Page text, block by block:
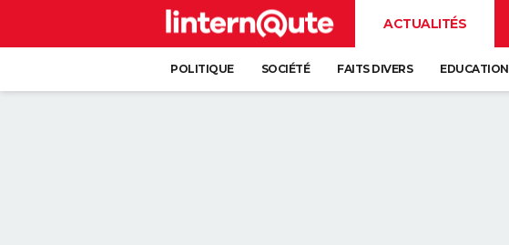
ACTUALITÉS
POLITIQUE SOCIÉTÉ FAITS DIVERS EDUCATION